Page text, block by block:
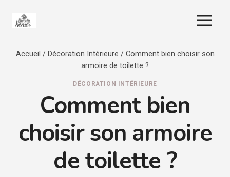
Accueil / Décoration Intérieure / Comment bien choisir son
armoire de toilette ?
DÉCORATION INTÉRIEURE
Comment bien
choisir son armoire
de toilette ?